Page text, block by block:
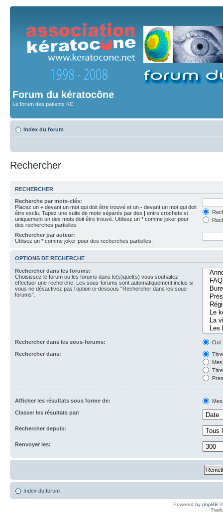
Forum du kératocône
Le forum des patients KC
Index du forum
Rechercher
RECHERCHER
Recherche par mots-clés:
Placez un + devant un mot qui doit être trouvé et un - devant un mot qui doit
être exclu. Tapez une suite de mots séparés par des | entre crochets si
uniquement un des mots doit être trouvé. Utilisez un * comme joker pour
des recherches partielles.
Rechercher par auteur:
Utilisez un * comme joker pour des recherches partielles.
OPTIONS DE RECHERCHE
Rechercher dans les forums:
Choisissez le forum ou les forums dans le(s)quel(s) vous souhaitez
effectuer une recherche. Les sous-forums sont automatiquement inclus si
vous ne désactivez pas l’option ci-dessous “Rechercher dans les sous-
forums”.
Rechercher dans les sous-forums:
Oui
Rechercher dans:
Afficher les résultats sous forme de:
Classer les résultats par:
Rechercher depuis:
Renvoyer les:
Index du forum
Powered by phpBB